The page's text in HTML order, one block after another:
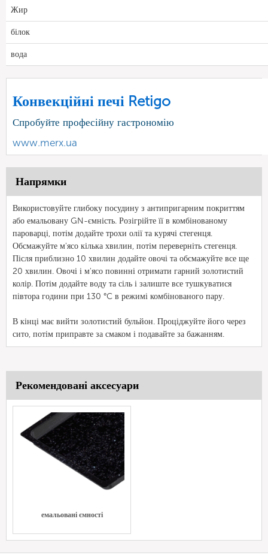
Жир
білок
вода
Конвекційні печі Retigo
Спробуйте професійну гастрономію
www.merx.ua
Напрямки
Використовуйте глибоку посудину з антипригарним покриттям
або емальовану GN-ємність. Розігрійте її в комбінованому
пароварці, потім додайте трохи олії та курячі стегенця.
Обсмажуйте м'ясо кілька хвилин, потім переверніть стегенця.
Після приблизно 10 хвилин додайте овочі та обсмажуйте все ще
20 хвилин. Овочі і м'ясо повинні отримати гарний золотистий
колір. Потім додайте воду та сіль і залиште все тушкуватися
півтора години при 130 °C в режимі комбінованого пару.
В кінці має вийти золотистий бульйон. Проціджуйте його через
сито, потім приправте за смаком і подавайте за бажанням.
Рекомендовані аксесуари
емальовані ємності